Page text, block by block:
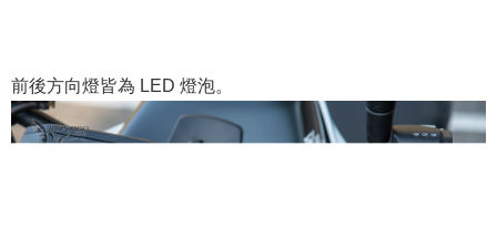
前後方向燈皆為 LED 燈泡。